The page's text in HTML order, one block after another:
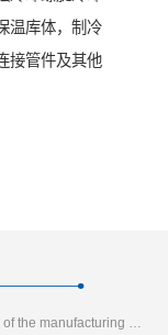
温库体，制冷
接管件及其他
Development, design, production and sales in one of the manufacturing enterprises